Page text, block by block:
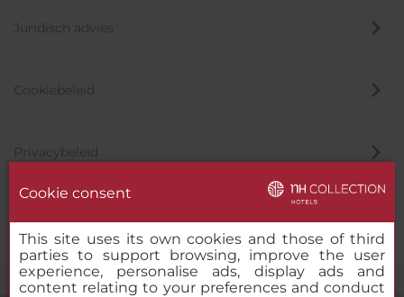
Juridisch advies
Cookiebeleid
Privacybeleid
Cookie consent
This site uses its own cookies and those of third
parties to support browsing, improve the user
experience, personalise ads, display ads and
content relating to your preferences and conduct